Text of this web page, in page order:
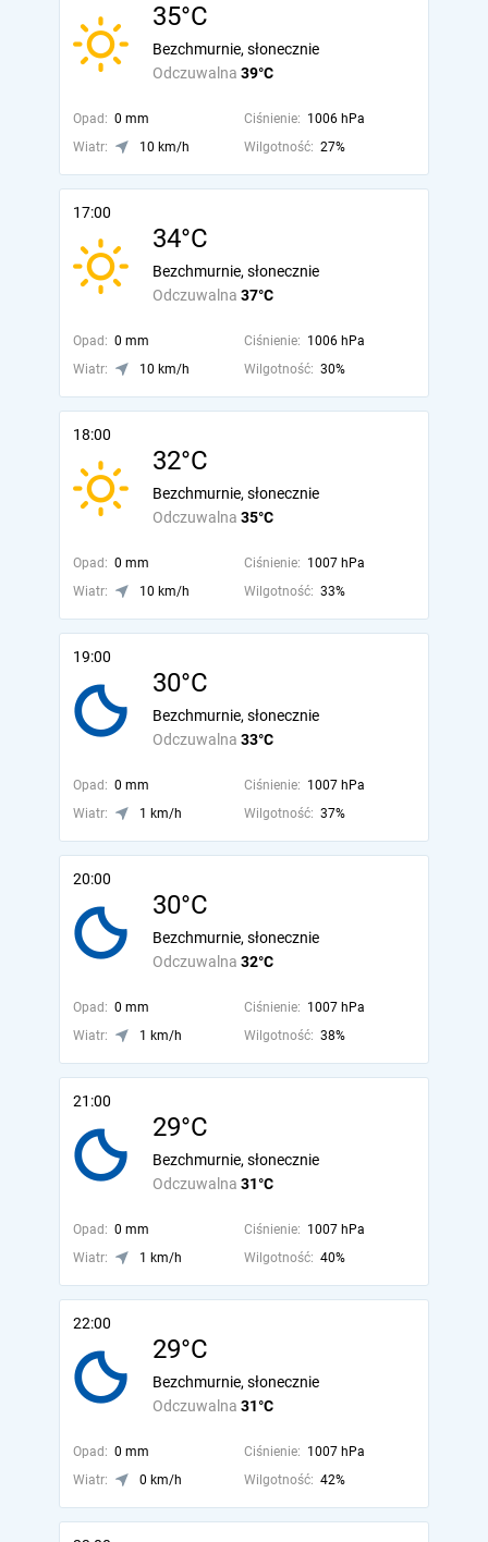
35°C
Odczuwalna 39°C
Bezchmurnie, słonecznie
Opad: 0 mm Ciśnienie: 1006 hPa
Wiatr:
10 km/h Wilgotność: 27%
17:00
34°C
Odczuwalna 37°C
Bezchmurnie, słonecznie
Opad: 0 mm Ciśnienie: 1006 hPa
Wiatr:
10 km/h Wilgotność: 30%
18:00
32°C
Odczuwalna 35°C
Bezchmurnie, słonecznie
Opad: 0 mm Ciśnienie: 1007 hPa
Wiatr:
10 km/h Wilgotność: 33%
19:00
30°C
Odczuwalna 33°C
Bezchmurnie, słonecznie
Opad: 0 mm Ciśnienie: 1007 hPa
Wiatr:
1 km/h Wilgotność: 37%
20:00
30°C
Odczuwalna 32°C
Bezchmurnie, słonecznie
Opad: 0 mm Ciśnienie: 1007 hPa
Wiatr:
1 km/h Wilgotność: 38%
21:00
29°C
Odczuwalna 31°C
Bezchmurnie, słonecznie
Opad: 0 mm Ciśnienie: 1007 hPa
Wiatr:
1 km/h Wilgotność: 40%
22:00
29°C
Odczuwalna 31°C
Bezchmurnie, słonecznie
Opad: 0 mm Ciśnienie: 1007 hPa
Wiatr:
0 km/h Wilgotność: 42%